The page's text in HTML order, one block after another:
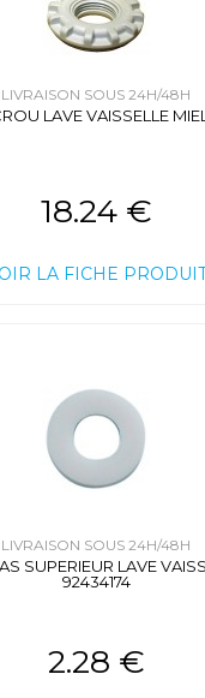
LIVRAISON SOUS 24H/48H
LAVE VAISSELLE
18.24 €
LA FICHE
LIVRAISON SOUS 24H/48H
SUPERIEUR LAVE
92434174
2.28 €